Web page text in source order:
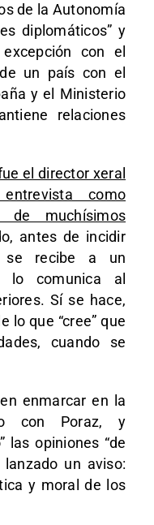
de la Autonomía
diplomáticos” y
con el
un país con el
y el Ministerio
relaciones
el director xeral
como
de muchísimos
antes de incidir
se recibe a un
lo comunica al
Sí se hace,
lo que “cree” que
cuando se
enmarcar en la
con Poraz, y
las opiniones “de
un aviso:
y moral de los